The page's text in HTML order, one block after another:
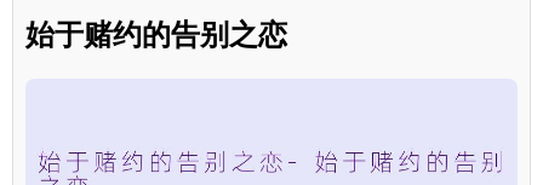
始于赌约的告别之恋